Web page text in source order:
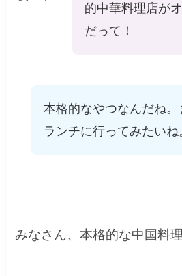
的中華料理店が
だって！
本格的なやつなんだね。
ランチに行ってみたいね
みなさん、本格的な中国料